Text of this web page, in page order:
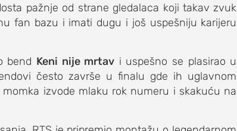
pažnje od strane gledalaca koji takav zvuk
fan bazu i imati dugu i još uspešniju karijeru
bend Keni nije mrtav i uspešno se plasirao u
često završe u finalu gde ih uglavnom
izvode mlaku rok numeru i skakuću na